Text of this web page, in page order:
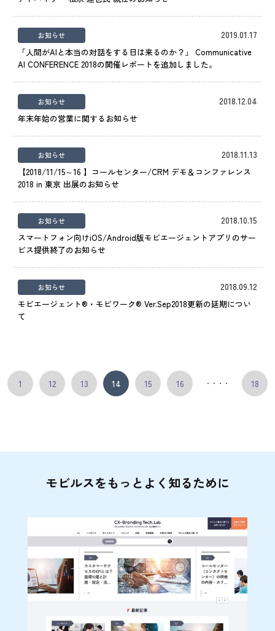
お知らせ 2019.01.17
「人間がAIと本当の対話をする日は来るのか？」 Communicative
AI CONFERENCE 2018の開催レポートを追加しました。
お知らせ 2018.12.04
年末年始の営業に関するお知らせ
お知らせ 2018.11.13
【2018/11/15～16 】コールセンター/CRM デモ＆コンファレンス
2018 in 東京 出展のお知らせ
お知らせ 2018.10.15
スマートフォン向けiOS/Android版モビエージェントアプリのサー
ビス提供終了のお知らせ
お知らせ 2018.09.12
モビエージェント®・モビワーク® Ver.Sep2018更新の延期につい
て
1 12 13 14 15 16 ・・・・ 18
モビルスをもっとよく知るために